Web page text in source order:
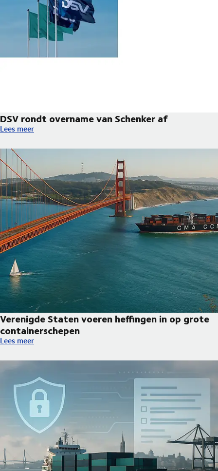
DSV rondt overname van Schenker af
DSV rondt overname van Schenker af
Lees meer
Verenigde Staten voeren heffingen in op grote
containerschepen
Verenigde Staten voeren heffingen in op grote
Lees meer